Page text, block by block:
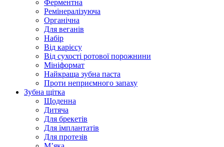
Ферментна
Ремінералізуюча
Органічна
Для веганів
Набір
Від карієсу
Від сухості ротової порожнини
Мініформат
Найкраща зубна паста
Проти неприємного запаху
Зубна щітка
Щоденна
Дитяча
Для брекетів
Для імплантатів
Для протезів